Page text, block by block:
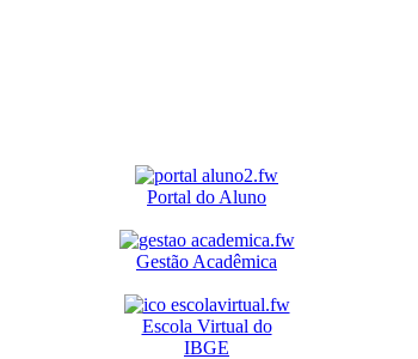
Portal do Aluno
Gestão Acadêmica
Escola Virtual do
IBGE